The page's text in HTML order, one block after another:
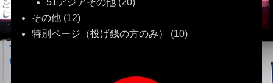
51アジアその他(20)
その他(12)
特別ページ（投げ銭の方のみ）
(10)